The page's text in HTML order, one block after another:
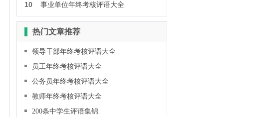
10 事业单位年终考核评语大全
热门文章推荐
领导干部年终考核评语大全
员工年终考核评语大全
公务员年终考核评语大全
教师年终考核评语大全
200条中学生评语集锦